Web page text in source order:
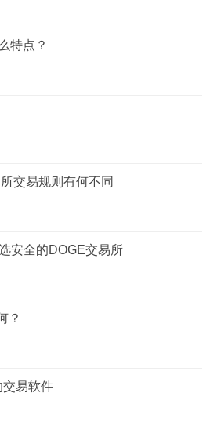
特点？
交易规则有何不同
安全的DOGE交易所
？‌
交易软件